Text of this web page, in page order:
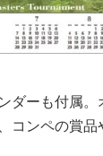
ダーも付属
コンペの賞